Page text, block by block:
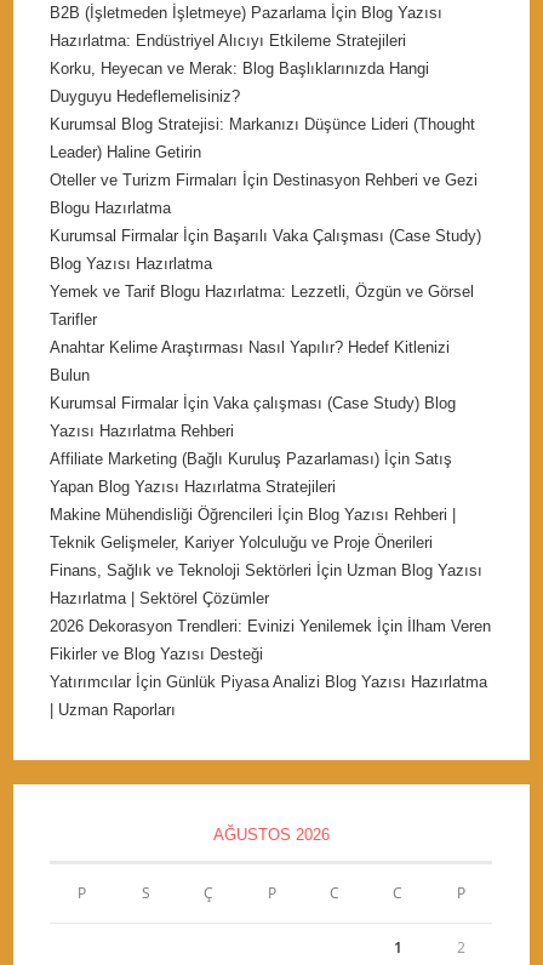
B2B (İşletmeden İşletmeye) Pazarlama İçin Blog Yazısı
Hazırlatma: Endüstriyel Alıcıyı Etkileme Stratejileri
Korku, Heyecan ve Merak: Blog Başlıklarınızda Hangi
Duyguyu Hedeflemelisiniz?
Kurumsal Blog Stratejisi: Markanızı Düşünce Lideri (Thought
Leader) Haline Getirin
Oteller ve Turizm Firmaları İçin Destinasyon Rehberi ve Gezi
Blogu Hazırlatma
Kurumsal Firmalar İçin Başarılı Vaka Çalışması (Case Study)
Blog Yazısı Hazırlatma
Yemek ve Tarif Blogu Hazırlatma: Lezzetli, Özgün ve Görsel
Tarifler
Anahtar Kelime Araştırması Nasıl Yapılır? Hedef Kitlenizi
Bulun
Kurumsal Firmalar İçin Vaka çalışması (Case Study) Blog
Yazısı Hazırlatma Rehberi
Affiliate Marketing (Bağlı Kuruluş Pazarlaması) İçin Satış
Yapan Blog Yazısı Hazırlatma Stratejileri
Makine Mühendisliği Öğrencileri İçin Blog Yazısı Rehberi |
Teknik Gelişmeler, Kariyer Yolculuğu ve Proje Önerileri
Finans, Sağlık ve Teknoloji Sektörleri İçin Uzman Blog Yazısı
Hazırlatma | Sektörel Çözümler
2026 Dekorasyon Trendleri: Evinizi Yenilemek İçin İlham Veren
Fikirler ve Blog Yazısı Desteği
Yatırımcılar İçin Günlük Piyasa Analizi Blog Yazısı Hazırlatma
| Uzman Raporları
AĞUSTOS 2026
P S Ç P C C P
1 2